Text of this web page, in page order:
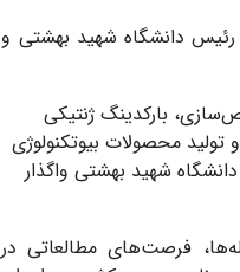
رئیس دانشگاه شهید بهشتی و
بارکدینگ ژنتیکی
تولید محصولات بیوتکنولوژی
شهید بهشتی واگذار
فرصت‌های مطالعاتی در